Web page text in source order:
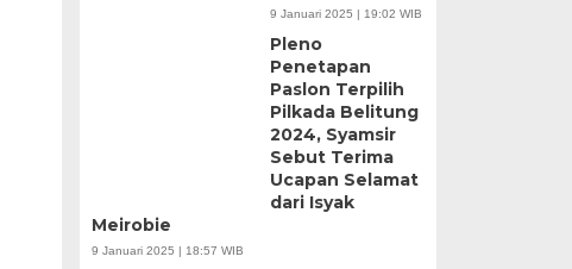
9 Januari 2025 | 19:02 WIB
Pleno
Penetapan
Paslon Terpilih
Pilkada Belitung
2024, Syamsir
Sebut Terima
Ucapan Selamat
dari Isyak
Meirobie
9 Januari 2025 | 18:57 WIB